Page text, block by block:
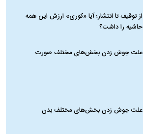
از توقیف تا انتشار؛ آیا «کوری» ارزش این همه
حاشیه را داشت؟
علت جوش زدن بخش‌های مختلف صورت
علت جوش زدن بخش‌های مختلف بدن